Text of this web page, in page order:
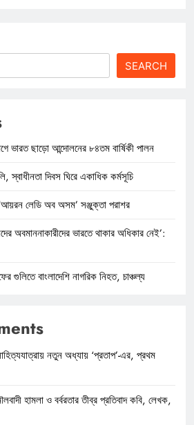
SEARCH
ভারত ছাড়ো আন্দোলনের ৮৪তম বার্ষিকী পালন
স্বাধীনতা দিবস ঘিরে একাধিক কর্মসূচি
লেডি অব অসম’ সঞ্জুক্তা পরাশর
অবমাননাকারীদের ভারতে থাকার অধিকার নেই’:
গুলিতে বাংলাদেশি নাগরিক নিহত, চাঞ্চল্য
নতুন অধ্যায় ‘প্রতাপ’-এর, প্রথম
হামলা ও বর্বরতার তীব্র প্রতিবাদ কবি, লেখক,